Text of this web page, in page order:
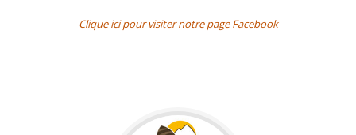
Clique ici pour visiter notre page Facebook